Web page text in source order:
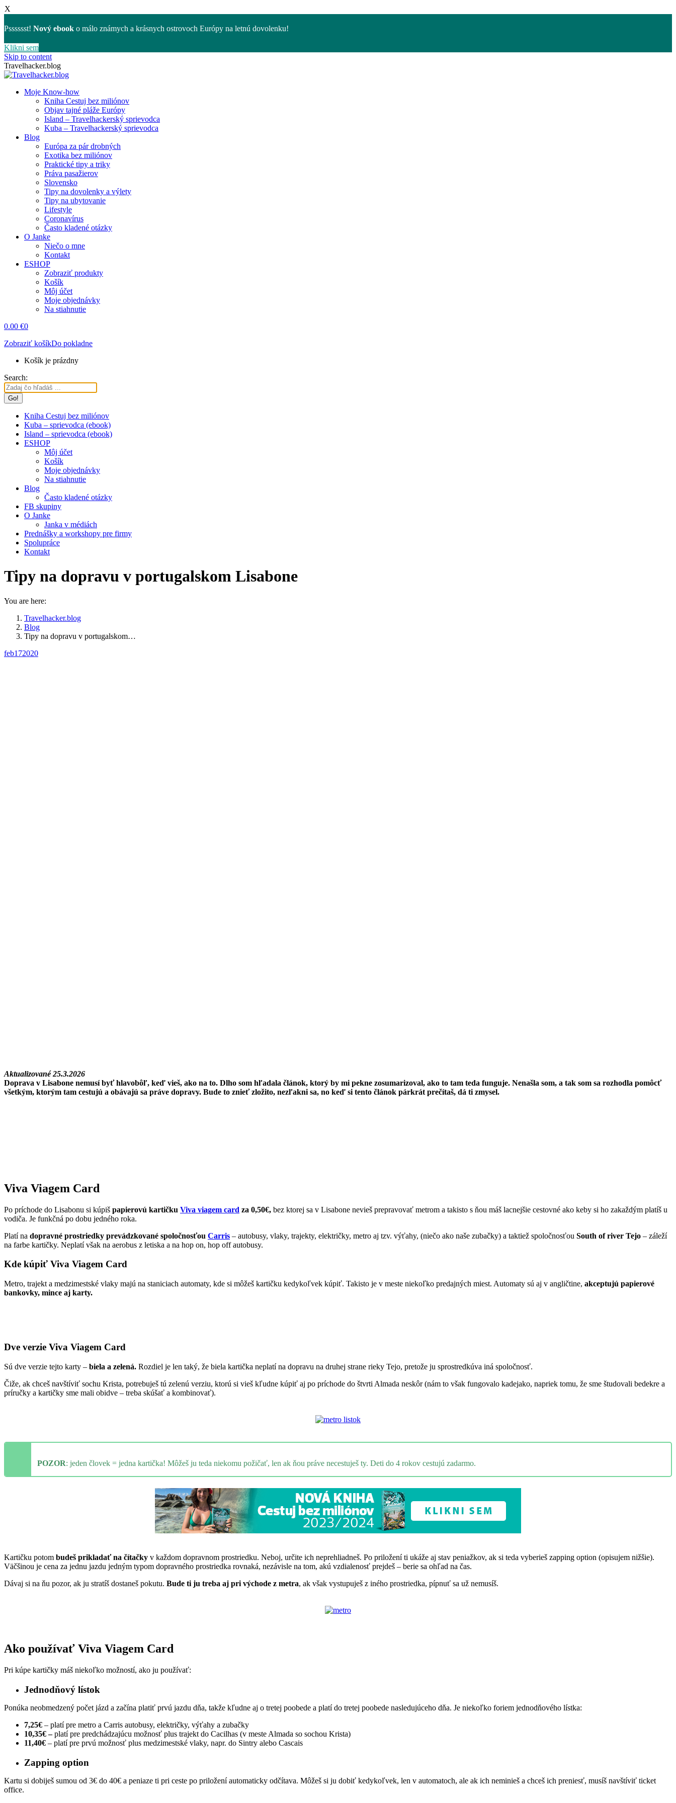
X
Psssssst! Nový ebook o málo známych a krásnych ostrovoch Európy na letnú dovolenku!
Klikni sem
Skip to content
Travelhacker.blog
Moje Know-how
Kniha Cestuj bez miliónov
Objav tajné pláže Európy
Island – Travelhackerský sprievodca
Kuba – Travelhackerský sprievodca
Blog
Európa za pár drobných
Exotika bez miliónov
Praktické tipy a triky
Práva pasažierov
Slovensko
Tipy na dovolenky a výlety
Tipy na ubytovanie
Lifestyle
Coronavírus
Často kladené otázky
O Janke
Niečo o mne
Kontakt
ESHOP
Zobraziť produkty
Košík
Môj účet
Moje objednávky
Na stiahnutie
0.00 €0
Zobraziť košíkDo pokladne
Košík je prázdny
Search:
Kniha Cestuj bez miliónov
Kuba – sprievodca (ebook)
Island – sprievodca (ebook)
ESHOP
Môj účet
Košík
Moje objednávky
Na stiahnutie
Blog
Často kladené otázky
FB skupiny
O Janke
Janka v médiách
Prednášky a workshopy pre firmy
Spolupráce
Kontakt
Tipy na dopravu v portugalskom Lisabone
You are here:
Travelhacker.blog
Blog
Tipy na dopravu v portugalskom…
feb172020
Aktualizované 25.3.2026
Doprava v Lisabone nemusí byť hlavobôľ, keď vieš, ako na to. Dlho som hľadala článok, ktorý by mi pekne zosumarizoval, ako to tam teda funguje. Nenašla som, a tak som sa rozhodla pomôcť
všetkým, ktorým tam cestujú a obávajú sa práve dopravy. Bude to znieť zložito, nezľakni sa, no keď si tento článok párkrát prečítaš, dá ti zmysel.
Viva Viagem Card
Po príchode do Lisabonu si kúpiš papierovú kartičku Viva viagem card za 0,50€, bez ktorej sa v Lisabone nevieš prepravovať metrom a takisto s ňou máš lacnejšie cestovné ako keby si ho zakaždým platíš u
vodiča. Je funkčná po dobu jedného roka.
Platí na dopravné prostriedky prevádzkované spoločnosťou Carris – autobusy, vlaky, trajekty, električky, metro aj tzv. výťahy, (niečo ako naše zubačky) a taktiež spoločnosťou South of river Tejo – záleží
na farbe kartičky. Neplatí však na aerobus z letiska a na hop on, hop off autobusy.
Kde kúpiť Viva Viagem Card
Metro, trajekt a medzimestské vlaky majú na staniciach automaty, kde si môžeš kartičku kedykoľvek kúpiť. Takisto je v meste niekoľko predajných miest. Automaty sú aj v angličtine, akceptujú papierové
bankovky, mince aj karty.
Dve verzie Viva Viagem Card
Sú dve verzie tejto karty – biela a zelená. Rozdiel je len taký, že biela kartička neplatí na dopravu na druhej strane rieky Tejo, pretože ju sprostredkúva iná spoločnosť.
Čiže, ak chceš navštíviť sochu Krista, potrebuješ tú zelenú verziu, ktorú si vieš kľudne kúpiť aj po príchode do štvrti Almada neskôr (nám to však fungovalo kadejako, napriek tomu, že sme študovali bedekre a
príručky a kartičky sme mali obidve – treba skúšať a kombinovať).
POZOR: jeden človek = jedna kartička! Môžeš ju teda niekomu požičať, len ak ňou práve necestuješ ty. Deti do 4 rokov cestujú zadarmo.
Kartičku potom budeš prikladať na čítačky v každom dopravnom prostriedku. Neboj, určite ich neprehliadneš. Po priložení ti ukáže aj stav peniažkov, ak si teda vyberieš zapping option (opisujem nižšie).
Väčšinou je cena za jednu jazdu jedným typom dopravného prostriedka rovnaká, nezávisle na tom, akú vzdialenosť prejdeš – berie sa ohľad na čas.
Dávaj si na ňu pozor, ak ju stratíš dostaneš pokutu. Bude ti ju treba aj pri východe z metra, ak však vystupuješ z iného prostriedka, pípnuť sa už nemusíš.
Ako používať Viva Viagem Card
Pri kúpe kartičky máš niekoľko možností, ako ju používať:
Jednodňový lístok
Ponúka neobmedzený počet jázd a začína platiť prvú jazdu dňa, takže kľudne aj o tretej poobede a platí do tretej poobede nasledujúceho dňa. Je niekoľko foriem jednodňového lístka:
7,25€ – platí pre metro a Carris autobusy, električky, výťahy a zubačky
10,35€ –platí pre predchádzajúcu možnosť plus trajekt do Cacilhas (v meste Almada so sochou Krista)
11,40€ – platí pre prvú možnosť plus medzimestské vlaky, napr. do Sintry alebo Cascais
Zapping option
Kartu si dobiješ sumou od 3€ do 40€ a peniaze ti pri ceste po priložení automaticky odčítava. Môžeš si ju dobiť kedykoľvek, len v automatoch, ale ak ich neminieš a chceš ich preniesť, musíš navštíviť ticket
office.